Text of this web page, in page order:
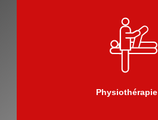
Physiothérapie